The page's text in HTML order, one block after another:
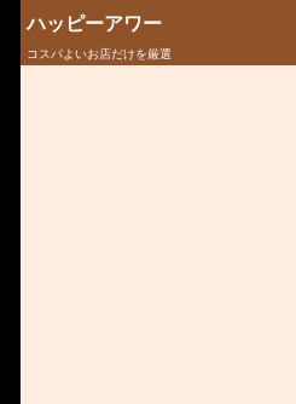
ハッピーアワー
コスパよいお店だけを厳選